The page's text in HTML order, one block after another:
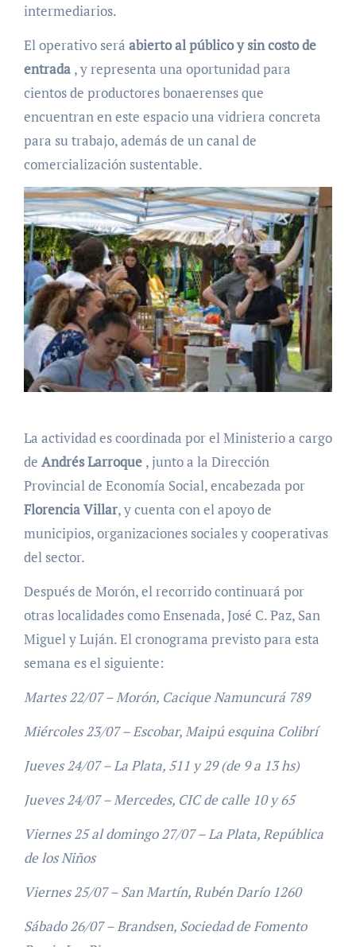
intermediarios.
El operativo será abierto al público y sin costo de
entrada , y representa una oportunidad para
cientos de productores bonaerenses que
encuentran en este espacio una vidriera concreta
para su trabajo, además de un canal de
comercialización sustentable.
La actividad es coordinada por el Ministerio a cargo
de Andrés Larroque , junto a la Dirección
Provincial de Economía Social, encabezada por
Florencia Villar, y cuenta con el apoyo de
municipios, organizaciones sociales y cooperativas
del sector.
Después de Morón, el recorrido continuará por
otras localidades como Ensenada, José C. Paz, San
Miguel y Luján. El cronograma previsto para esta
semana es el siguiente:
Martes 22/07 – Morón, Cacique Namuncurá 789
Miércoles 23/07 – Escobar, Maipú esquina Colibrí
Jueves 24/07 – La Plata, 511 y 29 (de 9 a 13 hs)
Jueves 24/07 – Mercedes, CIC de calle 10 y 65
Viernes 25 al domingo 27/07 – La Plata, República
de los Niños
Viernes 25/07 – San Martín, Rubén Darío 1260
Sábado 26/07 – Brandsen, Sociedad de Fomento